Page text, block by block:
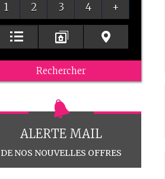
1 2 3 4 +
ALERTE MAIL
DE NOS NOUVELLES OFFRES